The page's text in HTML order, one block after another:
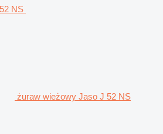
żuraw wieżowy Jaso J 52 NS